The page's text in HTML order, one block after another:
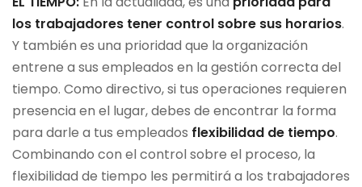
los trabajadores tener control sobre sus horarios.
Y también es una prioridad que la organización
entrene a sus empleados en la gestión correcta del
tiempo. Como directivo, si tus operaciones requieren
presencia en el lugar, debes de encontrar la forma
para darle a tus empleados flexibilidad de tiempo.
Combinando con el control sobre el proceso, la
flexibilidad de tiempo les permitirá a los trabajadores